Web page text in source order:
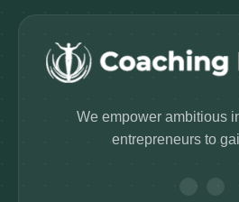
We empower ambitious
entrepreneurs to